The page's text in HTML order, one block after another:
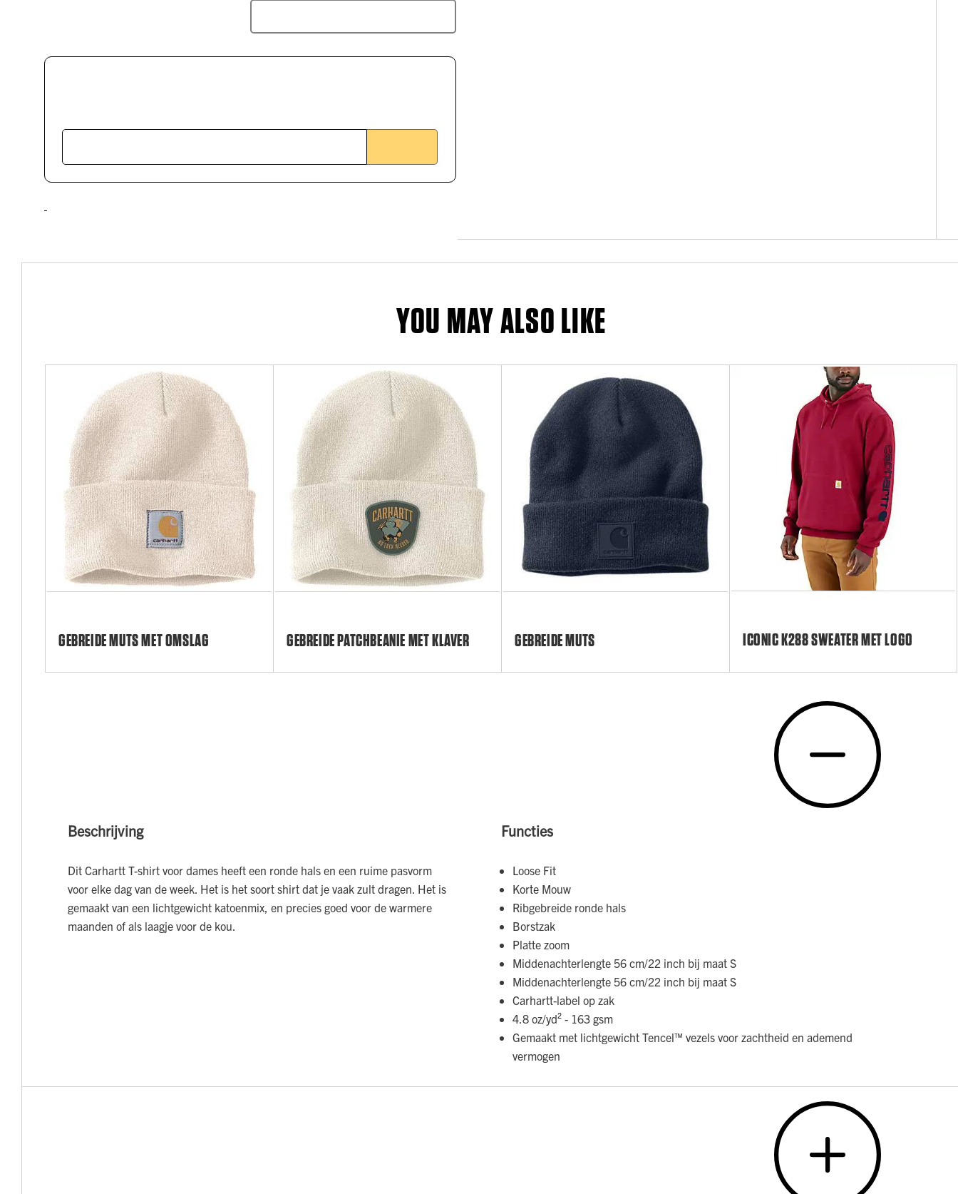
YOU MAY ALSO LIKE
GEBREIDE MUTS MET OMSLAG GEBREIDE PATCHBEANIE MET KLAVER GEBREIDE MUTS ICONIC K288 SWEATER MET LOGO
Beschrijving
Dit Carhartt T-shirt voor dames heeft een ronde hals en een ruime pasvorm
voor elke dag van de week. Het is het soort shirt dat je vaak zult dragen. Het is
gemaakt van een lichtgewicht katoenmix, en precies goed voor de warmere
maanden of als laagje voor de kou.
Functies
Loose Fit
Korte Mouw
Ribgebreide ronde hals
Borstzak
Platte zoom
Middenachterlengte 56 cm/22 inch bij maat S
Middenachterlengte 56 cm/22 inch bij maat S
Carhartt-label op zak
4.8 oz/yd² - 163 gsm
Gemaakt met lichtgewicht Tencel™ vezels voor zachtheid en ademend
vermogen